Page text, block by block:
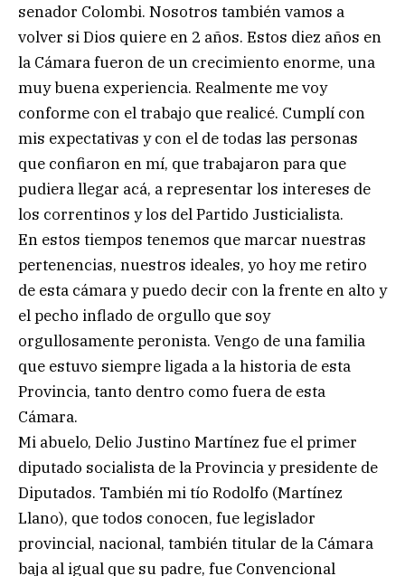
senador Colombi. Nosotros también vamos a
volver si Dios quiere en 2 años. Estos diez años en
la Cámara fueron de un crecimiento enorme, una
muy buena experiencia. Realmente me voy
conforme con el trabajo que realicé. Cumplí con
mis expectativas y con el de todas las personas
que confiaron en mí, que trabajaron para que
pudiera llegar acá, a representar los intereses de
los correntinos y los del Partido Justicialista.
En estos tiempos tenemos que marcar nuestras
pertenencias, nuestros ideales, yo hoy me retiro
de esta cámara y puedo decir con la frente en alto y
el pecho inflado de orgullo que soy
orgullosamente peronista. Vengo de una familia
que estuvo siempre ligada a la historia de esta
Provincia, tanto dentro como fuera de esta
Cámara.
Mi abuelo, Delio Justino Martínez fue el primer
diputado socialista de la Provincia y presidente de
Diputados. También mi tío Rodolfo (Martínez
Llano), que todos conocen, fue legislador
provincial, nacional, también titular de la Cámara
baja al igual que su padre, fue Convencional